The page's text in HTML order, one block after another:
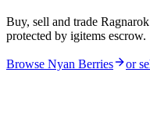
Buy, sell and trade
protected by igitems escrow.
Browse Nyan Berries or